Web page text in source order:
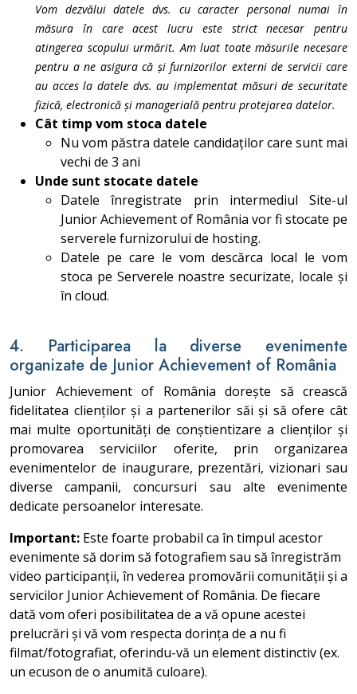
Vom dezvălui datele dvs. cu caracter personal numai în
măsura în care acest lucru este strict necesar pentru
atingerea scopului urmărit. Am luat toate măsurile necesare
pentru a ne asigura că și furnizorilor externi de servicii care
au acces la datele dvs. au implementat măsuri de securitate
fizică, electronică și managerială pentru protejarea datelor.
Cât timp vom stoca datele
Nu vom păstra datele candidaților care sunt mai
vechi de 3 ani
Unde sunt stocate datele
Datele înregistrate prin intermediul Site-ul
Junior Achievement of România vor fi stocate pe
serverele furnizorului de hosting.
Datele pe care le vom descărca local le vom
stoca pe Serverele noastre securizate, locale și
în cloud.
4. Participarea la diverse evenimente
organizate de Junior Achievement of România
Junior Achievement of România dorește să crească
fidelitatea clienților și a partenerilor săi și să ofere cât
mai multe oportunități de conștientizare a clienților și
promovarea serviciilor oferite, prin organizarea
evenimentelor de inaugurare, prezentări, vizionari sau
diverse campanii, concursuri sau alte evenimente
dedicate persoanelor interesate.
Important: Este foarte probabil ca în timpul acestor
evenimente să dorim să fotografiem sau să înregistrăm
video participanții, în vederea promovării comunității și a
servicilor Junior Achievement of România. De fiecare
dată vom oferi posibilitatea de a vă opune acestei
prelucrări și vă vom respecta dorința de a nu fi
filmat/fotografiat, oferindu-vă un element distinctiv (ex.
un ecuson de o anumită culoare).